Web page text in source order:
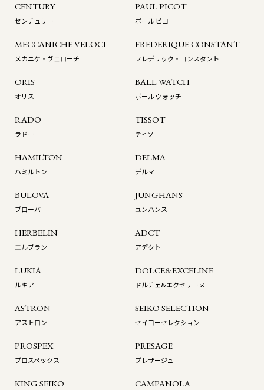
CENTURY
センチュリー
PAUL PICOT
ポール ピコ
MECCANICHE VELOCI
メカニケ・ヴェローチ
FREDERIQUE CONSTANT
フレデリック・コンスタント
ORIS
オリス
BALL WATCH
ボール ウォッチ
RADO
ラドー
TISSOT
ティソ
HAMILTON
ハミルトン
DELMA
デルマ
BULOVA
ブローバ
JUNGHANS
ユンハンス
HERBELIN
エルブラン
ADCT
アデクト
LUKIA
ルキア
DOLCE&EXCELINE
ドルチェ&エクセリーヌ
ASTRON
アストロン
SEIKO SELECTION
セイコーセレクション
PROSPEX
プロスペックス
PRESAGE
プレザージュ
KING SEIKO CAMPANOLA